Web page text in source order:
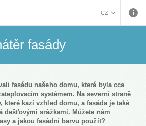
CZ
ΕΛΛΗΝΙΚΑ (GREEK)
MAGYAR (HUNGARIAN)
ITALIANO (ITALIAN)
KOSOVA (KOSOVO)
řešení
fasády
fasádu našeho domu, která byla cca
systémem. Na severní straně
které kazí vzhled domu, a fasáda je také
dešťovými srážkami. Můžete nám
a jakou fasádní barvu použít?